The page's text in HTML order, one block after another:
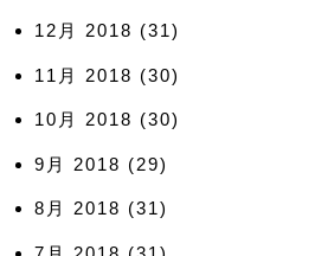
12月 2018 (31)
11月 2018 (30)
10月 2018 (30)
9月 2018 (29)
8月 2018 (31)